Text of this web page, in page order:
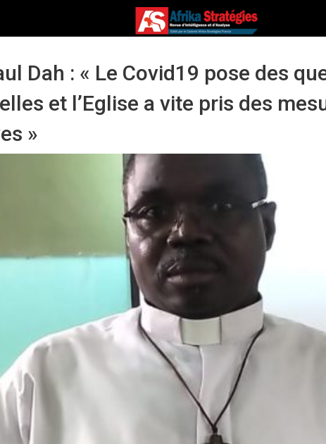
Dah : « Le Covid19 pose des
et l’Eglise a vite pris des
»